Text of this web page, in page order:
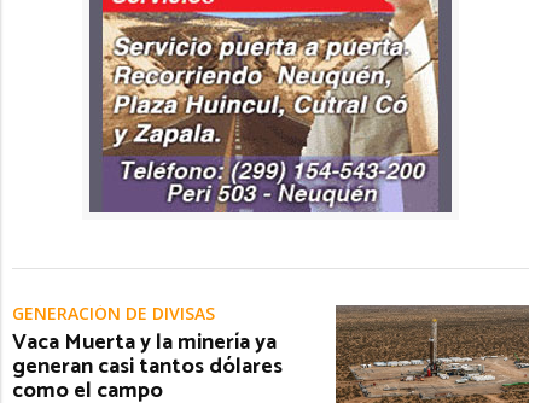
GENERACIÓN DE DIVISAS
Vaca Muerta y la minería ya
generan casi tantos dólares
como el campo